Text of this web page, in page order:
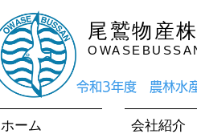
尾鷲物産
令和3年度 農林水
ホーム 会社紹介